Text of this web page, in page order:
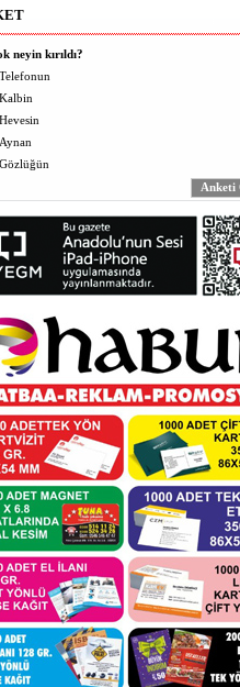
Vermek (Mahbo) ve Almak
(Masbo): Anlayış ve Bilinç
Mahabat İskenderoğlu
TAVUKLAR İŞLERİNİ İHMAL
EDİNCE
Mecit Akgül
neyin kırıldı?
Telefonun
Kalbin
Hevesin
Aynan
Gözlüğün